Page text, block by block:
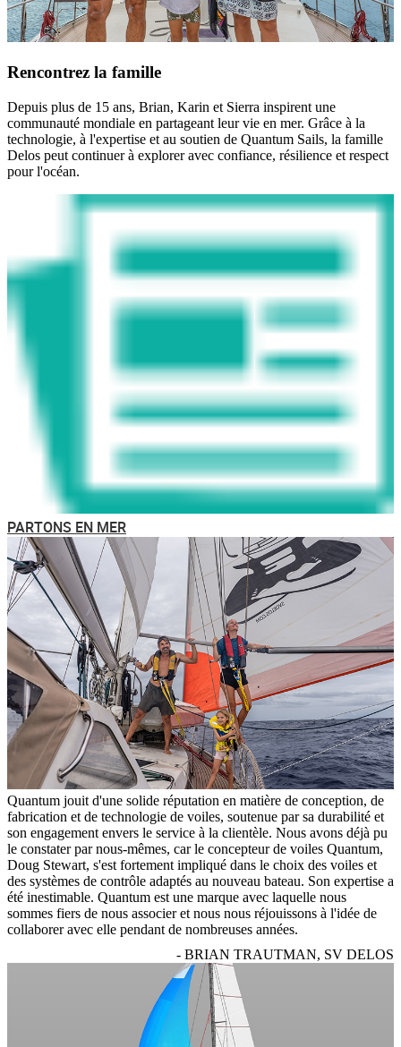
Rencontrez la famille
Depuis plus de 15 ans, Brian, Karin et Sierra inspirent une
communauté mondiale en partageant leur vie en mer. Grâce à la
technologie, à l'expertise et au soutien de Quantum Sails, la famille
Delos peut continuer à explorer avec confiance, résilience et respect
pour l'océan.
PARTONS EN MER
Quantum jouit d'une solide réputation en matière de conception, de
fabrication et de technologie de voiles, soutenue par sa durabilité et
son engagement envers le service à la clientèle. Nous avons déjà pu
le constater par nous-mêmes, car le concepteur de voiles Quantum,
Doug Stewart, s'est fortement impliqué dans le choix des voiles et
des systèmes de contrôle adaptés au nouveau bateau. Son expertise a
été inestimable. Quantum est une marque avec laquelle nous
sommes fiers de nous associer et nous nous réjouissons à l'idée de
collaborer avec elle pendant de nombreuses années.
- BRIAN TRAUTMAN, SV DELOS